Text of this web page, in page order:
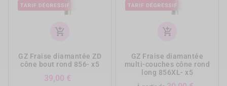
add_shopping_cart
GZ Fraise diamantée ZD
cône bout rond 856- x5
39,00 €
add_shopping_cart
GZ Fraise diamantée
multi-couches cône rond
long 856XL- x5